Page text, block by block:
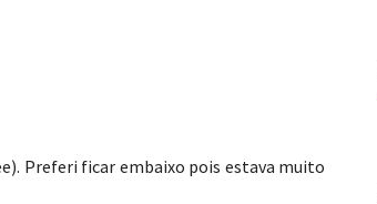
Preferi ficar embaixo pois estava muito